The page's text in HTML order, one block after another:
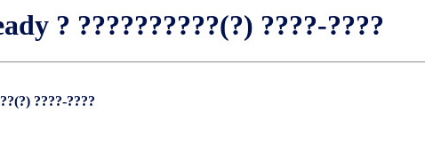
? ??????????(?) ????-????
????-????